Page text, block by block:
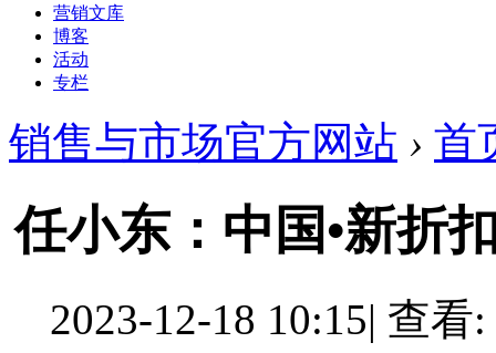
营销文库
博客
活动
专栏
销售与市场官方网站 › 首
任小东：中国•新折
2023-12-18 10:15| 查看: